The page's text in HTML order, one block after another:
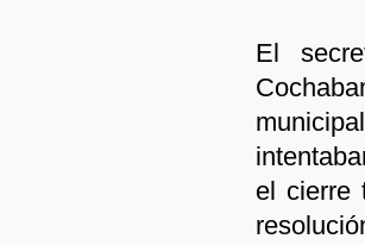
El
el cierre